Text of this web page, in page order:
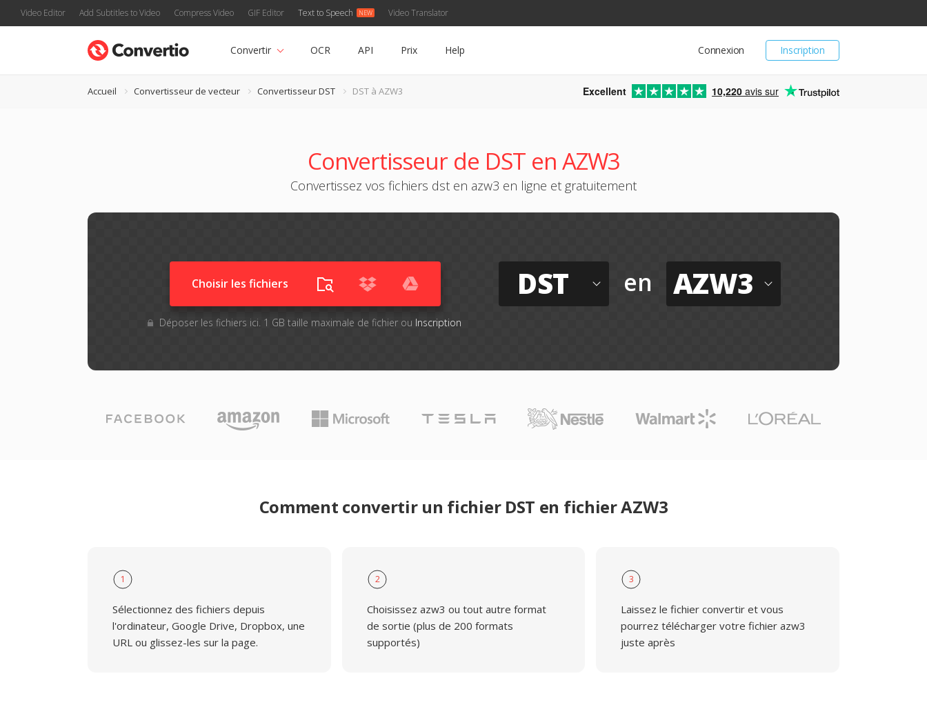
Video Editor Add Subtitles to Video Compress Video GIF Editor Text to Speech Video Translator
Inscription
Connexion
Convertir OCR API Prix Help
Accueil Convertisseur de vecteur Convertisseur DST DST à AZW3 Excellent 10,220 avis sur
Convertisseur de DST en AZW3
Convertissez vos fichiers dst en azw3 en ligne et gratuitement
Choisir les fichiers
Déposer les fichiers ici. 1 GB taille maximale de fichier ou Inscription
DST en AZW3
Comment convertir un fichier DST en fichier AZW3
1
Sélectionnez des fichiers depuis
l'ordinateur, Google Drive, Dropbox, une
URL ou glissez-les sur la page.
2
Choisissez azw3 ou tout autre format
de sortie (plus de 200 formats
supportés)
3
Laissez le fichier convertir et vous
pourrez télécharger votre fichier azw3
juste après